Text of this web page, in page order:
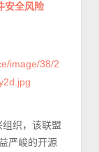
安全风险
image/38/2
织，该联盟
严峻的开源